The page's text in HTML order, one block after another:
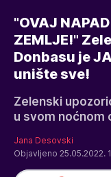
"OVAJ NAPAD
ZEMLJE!"
Donbasu je
unište sve!
Zelenski
u svom noćnom
Jana Desovski
Objavljeno 25.05.2022.